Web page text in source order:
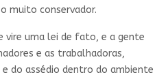
muito conservador.
vire uma lei de fato, e a gente
e as trabalhadoras,
do assédio dentro do ambiente